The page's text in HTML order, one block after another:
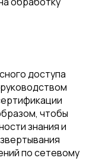
доступа
чтобы
знания и
по сетевому